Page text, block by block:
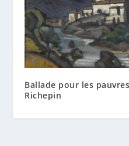
Ballade pour les
Richepin